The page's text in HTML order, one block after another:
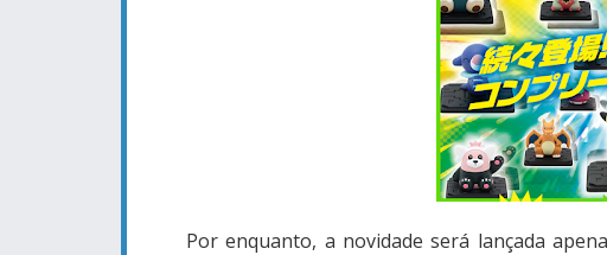
Por enquanto, a novidade será lançada